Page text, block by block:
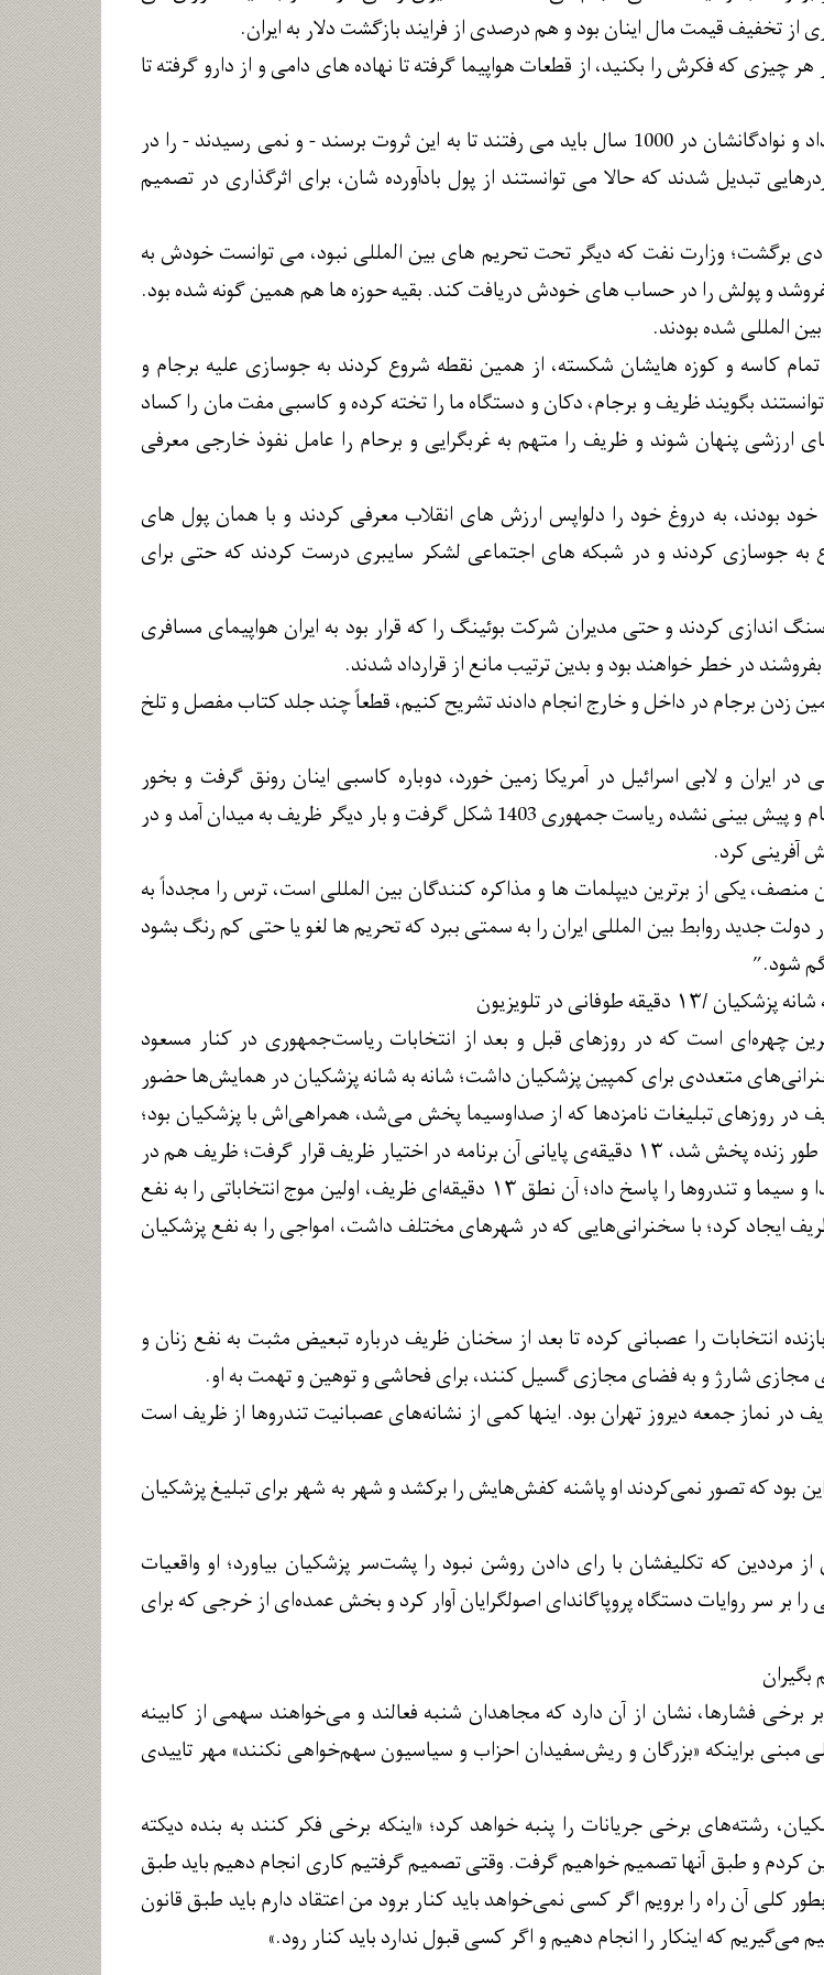
چیزی که فکرش را بکنید، از قطعات هواپیما گرفته تا نهاده های دامی و از دارو گرفته تا
کاسبان تحریم در آن سال ها، راهی که اجداد و نوادگانشان در 1000 سال باید می رفتند تا به این ثروت برسند - و نمی رسیدند - را در
تبدیل شدند که حالا می توانستند از پول بادآورده شان، برای اثرگذاری در تصمیم
برگشت؛ وزارت نفت که دیگر تحت تحریم های بین المللی نبود، می توانست خودش به
و پولش را در حساب های خودش دریافت کند. بقیه حوزه ها هم همین گونه شده بود.
المللی شده بودند.
کاسه و کوزه هایشان شکسته، از همین نقطه شروع کردند به جوسازی علیه برجام و
بگویند ظریف و برجام، دکان و دستگاه ما را تخته کرده و کاسبی مفت مان را کساد
ارزشی پنهان شوند و ظریف را متهم به غربگرایی و برحام را عامل نفوذ خارجی معرفی
بودند، به دروغ خود را دلواپس ارزش های انقلاب معرفی کردند و با همان پول های
به جوسازی کردند و در شبکه های اجتماعی لشکر سایبری درست کردند که حتی برای
اندازی کردند و حتی مدیران شرکت بوئینگ را که قرار بود به ایران هواپیمای مسافری
در خطر خواهند بود و بدین ترتیب مانع از قرارداد شدند.
زدن برجام در داخل و خارج انجام دادند تشریح کنیم، قطعاً چند جلد کتاب مفصل و تلخ
ایران و لابی اسرائیل در آمریکا زمین خورد، دوباره کاسبی اینان رونق گرفت و بخور
بخورها شروع شد تا این که انتخابات زودهنگام و پیش بینی نشده ریاست جمهوری 1403 شکل گرفت و بار دیگر ظریف به میدان آمد و در
آفرینی کرد.
یکی از برترین دیپلمات ها و مذاکره کنندگان بین المللی است، ترس را مجدداً به
دولت جدید روابط بین المللی ایران را به سمتی ببرد که تحریم ها لغو یا حتی کم رنگ بشود
شود.”
طوفانی در تلویزیون
چهره‌ای است که در روزهای قبل و بعد از انتخابات ریاست‌جمهوری در کنار مسعود
متعددی برای کمپین پزشکیان داشت؛ شانه به شانه پزشکیان در همایش‌ها حضور
در روزهای تبلیغات نامزدها که از صداوسیما پخش می‌شد، همراهی‌اش با پزشکیان بود؛
در میزگرد سیاست خارجی که از تلویزیون به طور زنده پخش شد، ۱۳ دقیقه‌ی پایانی آن برنامه در اختیار ظریف قرار گرفت؛ ظریف هم در
آن دقایق، ۱۱ سال حملات و هجمه‌های صدا و سیما و تندروها را پاسخ داد؛ آن نطق ۱۳ دقیقه‌ای ظریف، اولین موج انتخاباتی را به نفع
ایجاد کرد؛ با سخنرانی‌هایی که در شهرهای مختلف داشت، امواجی را به نفع پزشکیان
انتخابات را عصبانی کرده تا بعد از سخنان ظریف درباره تبعیض مثبت به نفع زنان و
مجازی شارژ و به فضای مجازی گسیل کنند، برای فحاشی و توهین و تهمت به او.
در نماز جمعه دیروز تهران بود. اینها کمی از نشانه‌های عصبانیت تندروها از ظریف است
بود که تصور نمی‌کردند او پاشنه کفش‌هایش را برکشد و شهر به شهر برای تبلیغ پزشکیان
مرددین که تکلیفشان با رای دادن روشن نبود را پشت‌سر پزشکیان بیاورد؛ او واقعیات
بر سر روایات دستگاه پروپاگاندای اصولگرایان آوار کرد و بخش عمده‌ای از خرجی که برای
برخی فشارها، نشان از آن دارد که مجاهدان شنبه فعالند و می‌خواهند سهمی از کابینه
مبنی براینکه «بزرگان و ریش‌سفیدان احزاب و سیاسیون سهم‌خواهی نکنند» مهر تاییدی
رشته‌های برخی جریانات را پنبه خواهد کرد؛ «اینکه برخی فکر کنند به بنده دیکته
کردم و طبق آنها تصمیم خواهیم گرفت. وقتی تصمیم گرفتیم کاری انجام دهیم باید طبق
کلی آن راه را برویم اگر کسی نمی‌خواهد باید کنار برود من اعتقاد دارم باید طبق قانون
که اینکار را انجام دهیم و اگر کسی قبول ندارد باید کنار رود.»